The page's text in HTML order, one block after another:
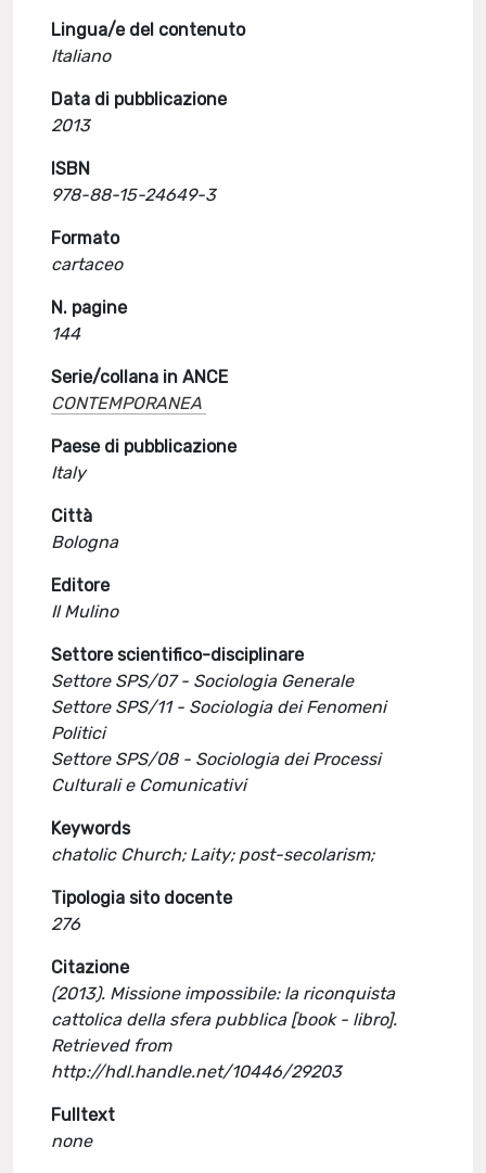
Lingua/e del contenuto
Italiano
Data di pubblicazione
2013
ISBN
978-88-15-24649-3
Formato
cartaceo
N. pagine
144
Serie/collana in ANCE
CONTEMPORANEA
Paese di pubblicazione
Italy
Città
Bologna
Editore
Il Mulino
Settore scientifico-disciplinare
Settore SPS/07 - Sociologia Generale
Settore SPS/11 - Sociologia dei Fenomeni
Politici
Settore SPS/08 - Sociologia dei Processi
Culturali e Comunicativi
Keywords
chatolic Church; Laity; post-secolarism;
Tipologia sito docente
276
Citazione
(2013). Missione impossibile: la riconquista
cattolica della sfera pubblica [book - libro].
Retrieved from
http://hdl.handle.net/10446/29203
Fulltext
none